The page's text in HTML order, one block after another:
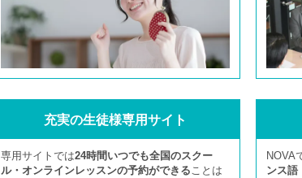
充実の生徒様専用サイト
専用サイトでは24時間いつでも全国のスクー
ル・オンラインレッスンの予約ができることは
NOVA
ンス語